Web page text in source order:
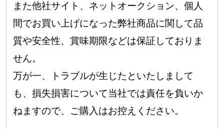
また他社サイト、ネットオークション、個人
間でお買い上げになった弊社商品に関して品
質や安全性、賞味期限などは保証しておりま
せん。
万が一、トラブルが生じたといたしまして
も、損失損害について当社では責任を負いか
ねますので、ご購入はお控えください。